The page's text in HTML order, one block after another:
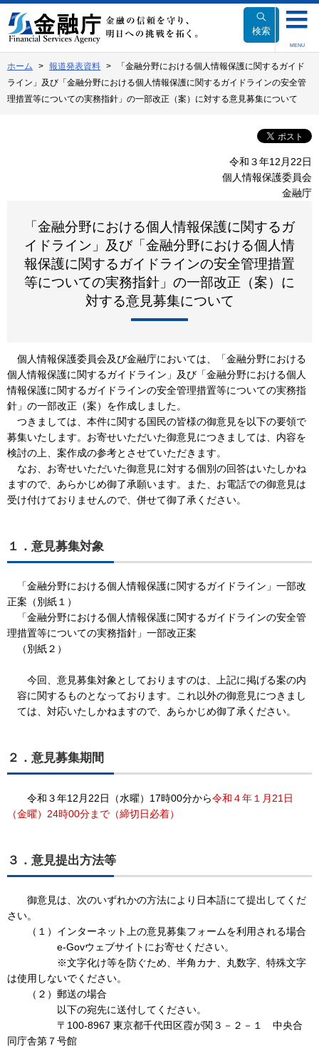
文
へ
動
検索
MENU
ホーム 報道発表資料
「金融分野における個人情報保護に関するガイド
ライン」及び「金融分野における個人情報保護に関するガイドラインの安全管
理措置等についての実務指針」の一部改正（案）に対する意見募集について
令和３年12月22日
個人情報保護委員会
金融庁
「金融分野における個人情報保護に関するガ
イドライン」及び「金融分野における個人情
報保護に関するガイドラインの安全管理措置
等についての実務指針」の一部改正（案）に
対する意見募集について
個人情報保護委員会及び金融庁においては、「金融分野における
個人情報保護に関するガイドライン」及び「金融分野における個人
情報保護に関するガイドラインの安全管理措置等についての実務指
針」の一部改正（案）を作成しました。
つきましては、本件に関する国民の皆様の御意見を以下の要領で
募集いたします。お寄せいただいた御意見につきましては、内容を
検討の上、案作成の参考とさせていただきます。
なお、お寄せいただいた御意見に対する個別の回答はいたしかね
ますので、あらかじめ御了承願います。また、お電話での御意見は
受け付けておりませんので、併せて御了承ください。
１．意見募集対象
「金融分野における個人情報保護に関するガイドライン」一部改
正案（別紙１）
「金融分野における個人情報保護に関するガイドラインの安全管
理措置等についての実務指針」一部改正案
（別紙２）
今回、意見募集対象としておりますのは、上記に掲げる案の内
容に関するものとなっております。これ以外の御意見につきまし
ては、対応いたしかねますので、あらかじめ御了承ください。
２．意見募集期間
令和３年12月22日（水曜）17時00分から令和４年１月21日
（金曜） 24時00分まで（締切日必着）
３．意見提出方法等
御意見は、次のいずれかの方法により日本語にて提出してくだ
さい。
（１）インターネット上の意見募集フォームを利用される場合
e-Govウェブサイトにお寄せください。
※文字化け等を防ぐため、半角カナ、丸数字、特殊文字
は使用しないでください。
（２）郵送の場合
以下の宛先に送付してください。
〒100-8967 東京都千代田区霞が関３－２－１ 中央合
同庁舎第７号館